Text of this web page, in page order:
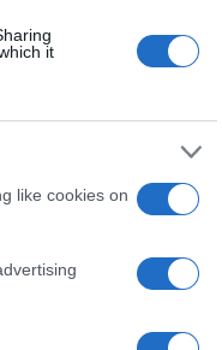
it
like cookies on
I
I